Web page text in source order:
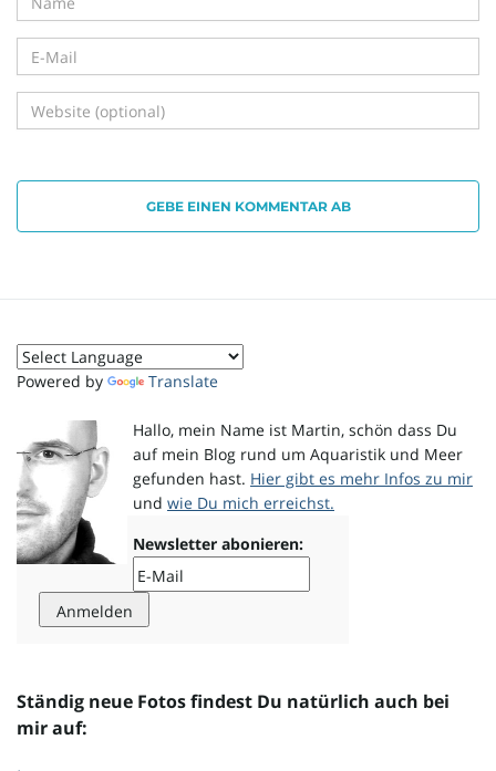
a
t
i
GEBE EINEN KOMMENTAR AB
Powered by Translate
Hallo, mein Name ist Martin, schön dass Du
auf mein Blog rund um Aquaristik und Meer
gefunden hast. Hier gibt es mehr Infos zu mir
und wie Du mich erreichst.
Newsletter abonieren:
Ständig neue Fotos findest Du natürlich auch bei
mir auf: